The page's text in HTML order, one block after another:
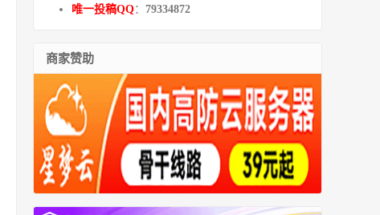
唯一投稿QQ： 79334872
商家赞助